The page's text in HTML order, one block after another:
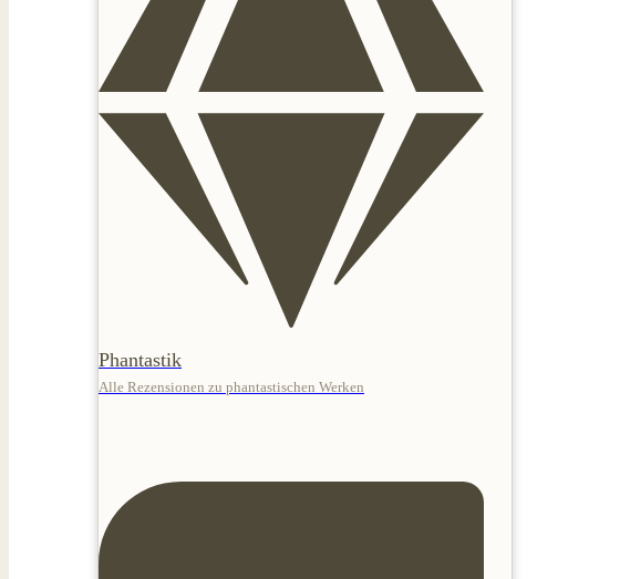
Phantastik
Alle Rezensionen zu phantastischen Werken